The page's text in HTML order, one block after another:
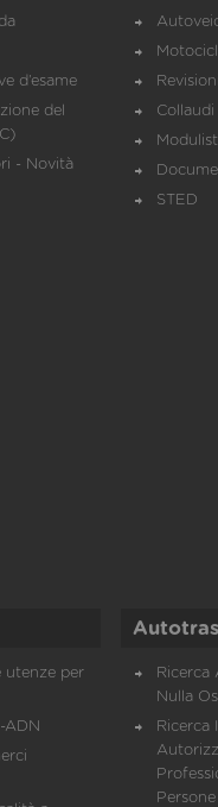
d’esame
del
- Novità
Revisioni
Collaudi
STED
utenze per
ADN
Ricerca
Nulla
Ricerca
Persone